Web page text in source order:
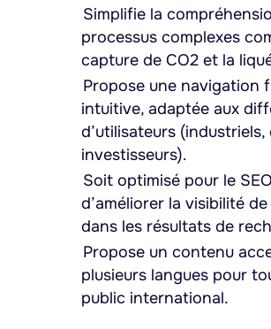
Simplifie la
processus complexes
capture de CO2 et la
Propose une navigation
intuitive, adaptée aux
d’utilisateurs
investisseurs).
Soit optimisé pour le
d’améliorer la visibilité
dans les résultats de
Propose un contenu
plusieurs langues pour
public international.